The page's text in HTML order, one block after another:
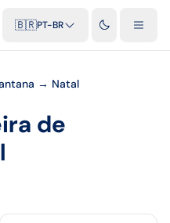
🇧🇷PT-BR
→ Natal
de